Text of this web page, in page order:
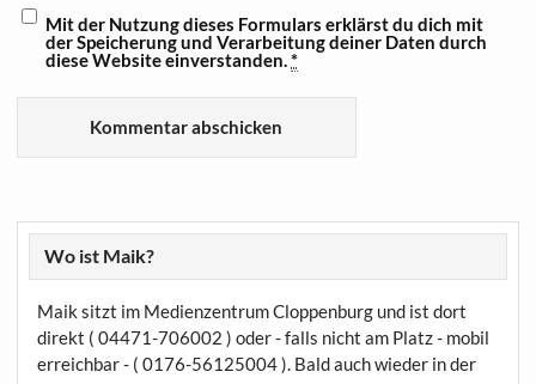
Mit der Nutzung dieses Formulars erklärst du dich mit
der Speicherung und Verarbeitung deiner Daten durch
diese Website einverstanden.*
Wo ist Maik?
Maik sitzt im Medienzentrum Cloppenburg und ist dort
direkt ( 04471-706002 ) oder - falls nicht am Platz - mobil
erreichbar - ( 0176-56125004 ). Bald auch wieder in der